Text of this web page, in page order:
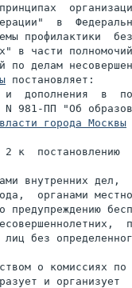
в
профилактики
в части
по делам
постановляет:
дополнения  в
981-ПП "Об
власти города Москвы
к  постановлению
внутренних дел,
органами
предупреждению
лиц без
о комиссиях по
и